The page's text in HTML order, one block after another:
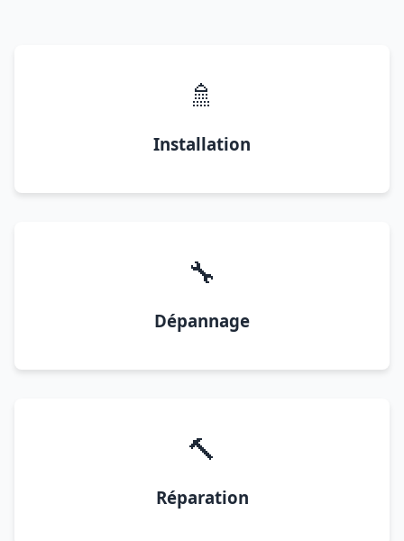
🚿
Installation
🔧
Dépannage
🔨
Réparation